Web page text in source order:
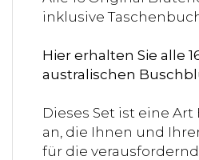
inklusive
Hier erhalten Sie alle
australischen
Dieses Set ist eine
an, die Ihnen und
für die